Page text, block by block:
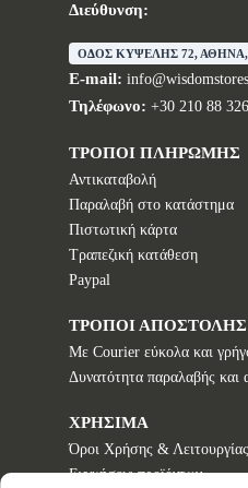
Διεύθυνση:
ΟΔΟΣ ΚΥΨΕΛΗΣ 72, ΑΘΗΝΑ,
E-mail:
Τηλέφωνο: +30 210 88
ΤΡΟΠΟΙ ΠΛΗΡΩΜΗΣ
Αντικαταβολή
Παραλαβή στο κατάστημα
Πιστωτική κάρτα
Τραπεζική κατάθεση
Paypal
ΤΡΟΠΟΙ ΑΠΟΣΤΟΛΗΣ
Με Courier εύκολα και
Δυνατότητα παραλαβής και
ΧΡΗΣΙΜΑ
Όροι Χρήσης &
Εγγυήσεις προϊόντων